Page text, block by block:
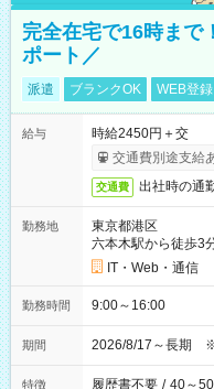
完全在宅で16時まで
ポート／
派遣 ブランクOK WEB登
給与
時給2450円＋交
交通費別途支給
交通費 出社時の通
勤務地
東京都港区
六本木駅から徒歩3
IT・Web・通信
勤務時間 9:00～16:00
期間 2026/8/17～長期
特徴 履歴書不要 / 40～